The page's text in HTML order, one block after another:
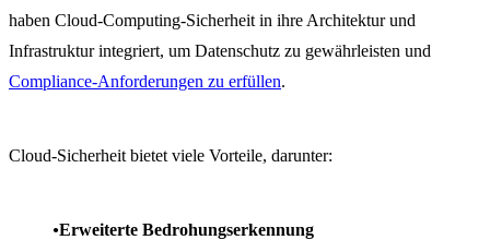
haben Cloud-Computing-Sicherheit in ihre Architektur und
Infrastruktur integriert, um Datenschutz zu gewährleisten und
Compliance-Anforderungen zu erfüllen.
Cloud-Sicherheit bietet viele Vorteile, darunter:
Erweiterte Bedrohungserkennung